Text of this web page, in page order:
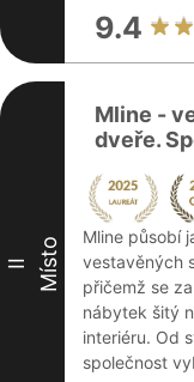
9.4
II Místo
Mline -
dveře.
Mline působí
vestavěných
přičemž se
nábytek šitý
interiéru. Od
společnost